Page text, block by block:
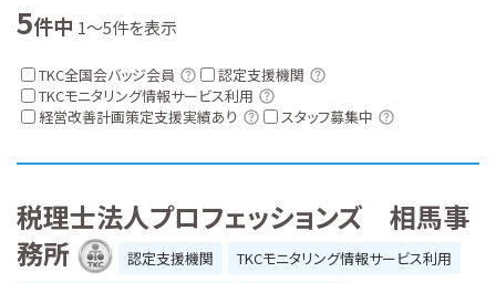
5件中 1～5件を表示
TKC全国会バッジ会員
認定支援機関
TKCモニタリング情報サービス利用
経営改善計画策定支援実績あり
スタッフ募集中
税理士法人プロフェッションズ 相馬事
務所
認定支援機関
TKCモニタリング情報サービス利用